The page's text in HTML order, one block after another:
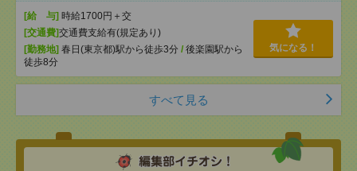
[給 与] 時給1700円＋交
[交通費]交通費支給有(規定あり)
[勤務地] 春日(東京都)駅から徒歩3分 / 後楽園駅から
徒歩8分
気になる！
すべて見る